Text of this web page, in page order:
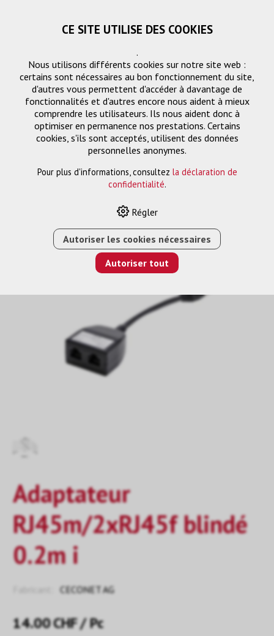
RJ45-RJ45
FTTH/RÉSEAU
RJ45-RJ45 ›
RJ45M/2XRJ45F BLINDÉ 0.2M I
Adaptateur
RJ45m/2xRJ45f blindé
0.2m i
CECONET AG
14.00CHF/ Pc
CE SITE UTILISE DES COOKIES
.
Nous utilisons différents cookies sur notre site web :
certains sont nécessaires au bon fonctionnement du site,
d'autres vous permettent d'accéder à davantage de
fonctionnalités et d'autres encore nous aident à mieux
comprendre les utilisateurs. Ils nous aident donc à
optimiser en permanence nos prestations. Certains
cookies, s'ils sont acceptés, utilisent des données
personnelles anonymes.
Pour plus d'informations, consultez la déclaration de
confidentialité.
Régler
Autoriser les cookies nécessaires
Autoriser tout